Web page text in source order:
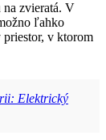
na zvieratá. V
ľahko
priestor, v ktorom
Elektrický